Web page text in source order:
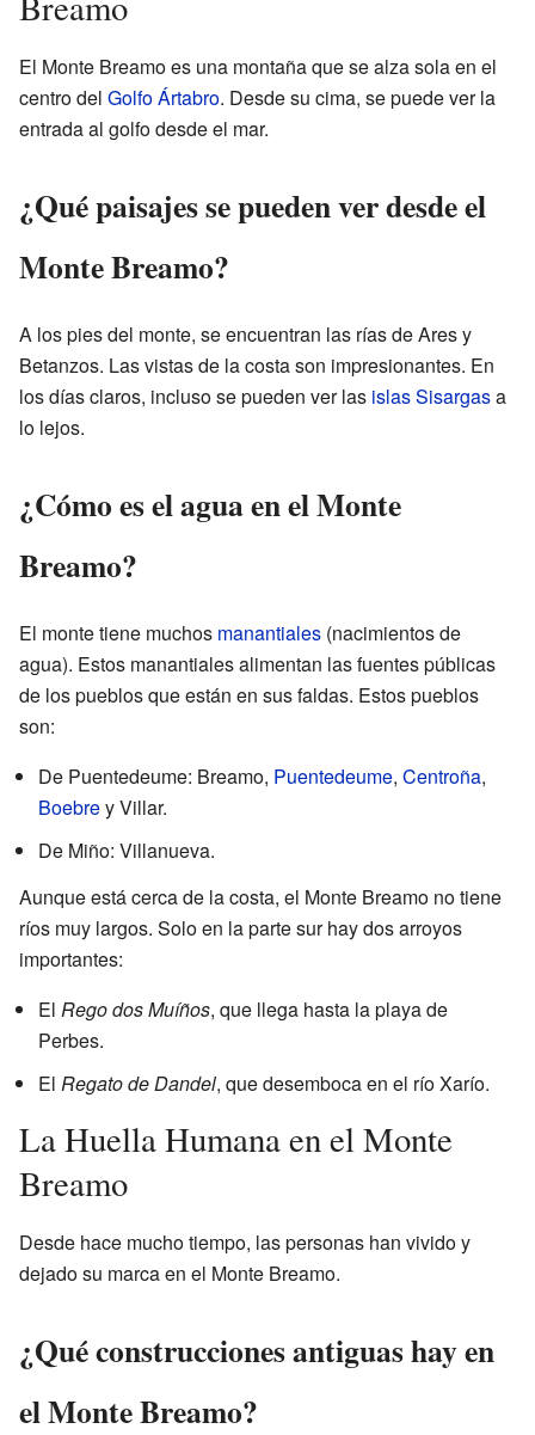
El Monte Breamo es una montaña que se alza sola en el
centro del Golfo Ártabro. Desde su cima, se puede ver la
entrada al golfo desde el mar.
¿Qué paisajes se pueden ver desde el
Monte Breamo?
A los pies del monte, se encuentran las rías de Ares y
Betanzos. Las vistas de la costa son impresionantes. En
los días claros, incluso se pueden ver las islas Sisargasa
lo lejos.
¿Cómo es el agua en el Monte
Breamo?
El monte tiene muchos manantiales (nacimientos de
agua). Estos manantiales alimentan las fuentes públicas
de los pueblos que están en sus faldas. Estos pueblos
son:
De Puentedeume: Breamo, Puentedeume, Centroña,
Boebrey Villar.
De Miño: Villanueva.
Aunque está cerca de la costa, el Monte Breamo no tiene
ríos muy largos. Solo en la parte sur hay dos arroyos
importantes:
El Rego dos Muíños, que llega hasta la playa de
Perbes.
El Regato de Dandel, que desemboca en el río Xarío.
La Huella Humana en el Monte
Breamo
Desde hace mucho tiempo, las personas han vivido y
dejado su marca en el Monte Breamo.
¿Qué construcciones antiguas hay en
el Monte Breamo?